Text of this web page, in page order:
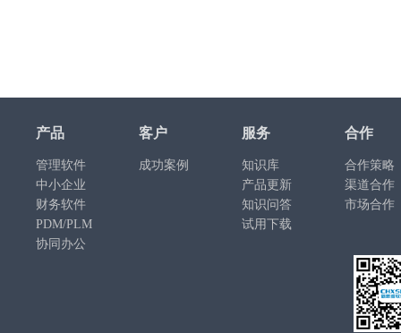
产品
管理软件
中小企业
财务软件
PDM/PLM
协同办公
客户
成功案例
服务
知识库
产品更新
知识问答
试用下载
合作
合作策略
渠道合作
市场合作